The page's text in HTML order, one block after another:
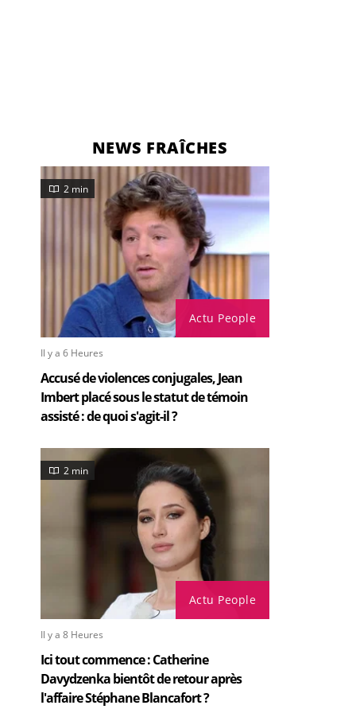
NEWS FRAÎCHES
Actu People
2 min
Il y a 6 Heures
Accusé de violences conjugales, Jean
Imbert placé sous le statut de témoin
assisté : de quoi s'agit-il ?
Actu People
2 min
Il y a 8 Heures
Ici tout commence : Catherine
Davydzenka bientôt de retour après
l'affaire Stéphane Blancafort ?